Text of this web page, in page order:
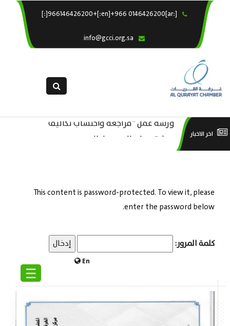
[:ar]966146426200+[:en]+966 0146426200[:]
En
☰
×
خدماتنا
التقديم الالكترونى
اخر الاخبار
ورشة عمل “مراجعة واحتساب تكاليف
ورشة عمل : العمـــــل الحـــــر
This content is password-protected. To view it, please
enter the password below.
كلمة المرور: